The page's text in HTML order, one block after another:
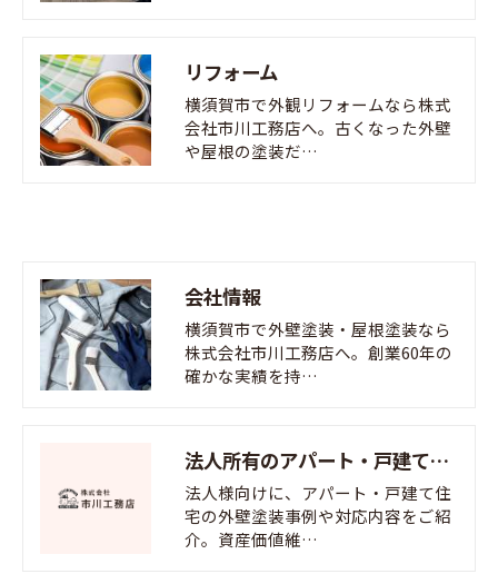
リフォーム
横須賀市で外観リフォームなら株式
会社市川工務店へ。古くなった外壁
や屋根の塗装だ…
会社情報
横須賀市で外壁塗装・屋根塗装なら
株式会社市川工務店へ。創業60年の
確かな実績を持…
法人所有のアパート・戸建て住宅塗装
法人様向けに、アパート・戸建て住
宅の外壁塗装事例や対応内容をご紹
介。資産価値維…